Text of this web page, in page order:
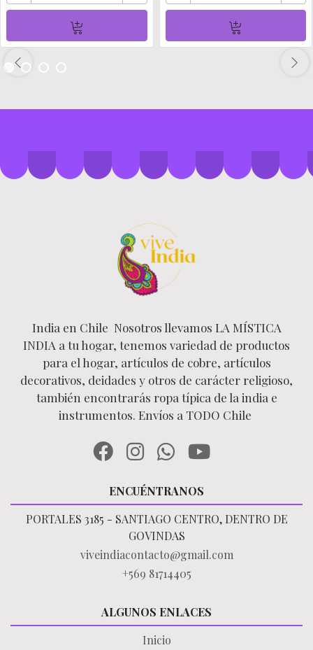
India en Chile Nosotros llevamos LA MÍSTICA
INDIA a tu hogar, tenemos variedad de productos
para el hogar, artículos de cobre, artículos
decorativos, deidades y otros de carácter religioso,
también encontrarás ropa típica de la india e
instrumentos. Envíos a TODO Chile
ENCUÉNTRANOS
PORTALES 3185 - SANTIAGO CENTRO, DENTRO DE
GOVINDAS
viveindiacontacto@gmail.com
+569 81714405
ALGUNOS ENLACES
Inicio